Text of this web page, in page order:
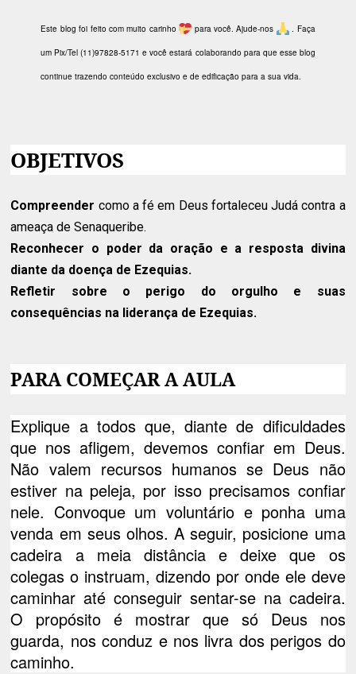
Este blog foi feito com muito carinho para você. Ajude-nos . Faça
um Pix/Tel (11)97828-5171 e você estará colaborando para que esse blog
continue trazendo conteúdo exclusivo e de edificação para a sua vida.
OBJETIVOS
Compreender como a fé em Deus fortaleceu Judá contra a
ameaça de Senaqueribe.
Reconhecer o poder da oração e a resposta divina
diante da doença de Ezequias.
Refletir sobre o perigo do orgulho e suas
consequências na liderança de Ezequias.
PARA COMEÇAR A AULA
Explique a todos que, diante de dificuldades
que nos afligem, devemos confiar em Deus.
Não valem recursos humanos se Deus não
estiver na peleja, por isso precisamos confiar
nele. Convoque um voluntário e ponha uma
venda em seus olhos. A seguir, posicione uma
cadeira a meia distância e deixe que os
colegas o instruam, dizendo por onde ele deve
caminhar até conseguir sentar-se na cadeira.
O propósito é mostrar que só Deus nos
guarda, nos conduz e nos livra dos perigos do
caminho.